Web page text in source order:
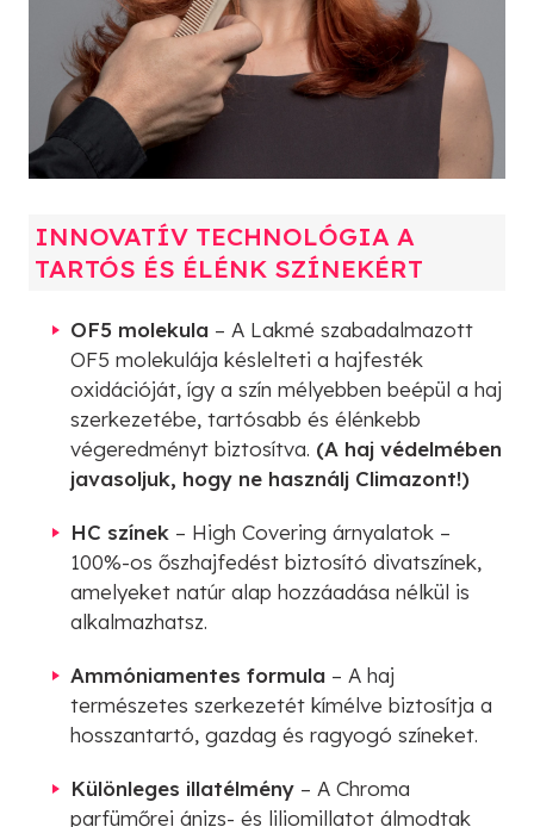
INNOVATÍV TECHNOLÓGIA A
TARTÓS ÉS ÉLÉNK SZÍNEKÉRT
OF5 molekula – A Lakmé szabadalmazott
OF5 molekulája késlelteti a hajfesték
oxidációját, így a szín mélyebben beépül a haj
szerkezetébe, tartósabb és élénkebb
végeredményt biztosítva. (A haj védelmében
javasoljuk, hogy ne használj Climazont!)
HC színek – High Covering árnyalatok –
100%-os őszhajfedést biztosító divatszínek,
amelyeket natúr alap hozzáadása nélkül is
alkalmazhatsz.
Ammóniamentes formula – A haj
természetes szerkezetét kímélve biztosítja a
hosszantartó, gazdag és ragyogó színeket.
Különleges illatélmény – A Chroma
parfümőrei ánizs- és liliomillatot álmodtak